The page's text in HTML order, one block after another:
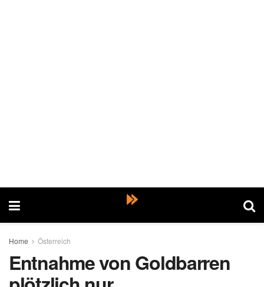
Home Österreich
Entnahme von Goldbarren